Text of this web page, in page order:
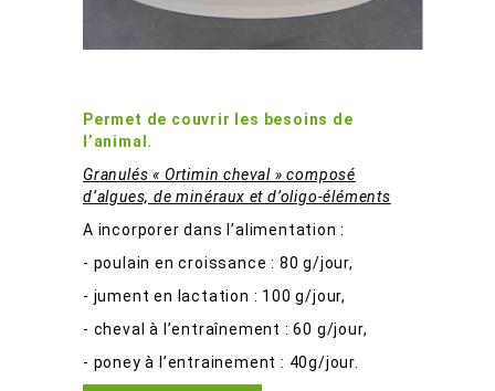
Permet de couvrir les besoins de
l’animal.
Granulés « Ortimin cheval » composé
d’algues, de minéraux et d’oligo-éléments
A incorporer dans l’alimentation :
- poulain en croissance : 80 g/jour,
- jument en lactation : 100 g/jour,
- cheval à l’entraînement : 60 g/jour,
- poney à l’entrainement : 40g/jour.